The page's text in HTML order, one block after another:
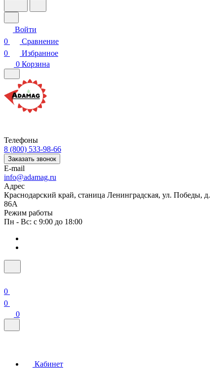
Войти
0
Сравнение
0
Избранное
0 Корзина
Телефоны
8 (800) 533-98-66
Заказать звонок
E-mail
info@adamag.ru
Адрес
Краснодарский край, станица Ленинградская, ул. Победы, д.
86А
Режим работы
Пн - Вс: с 9:00 до 18:00
0
0
0
Кабинет